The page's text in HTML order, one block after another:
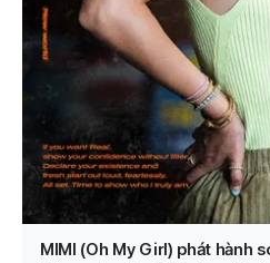
MIMI (Oh My Girl) phát hành